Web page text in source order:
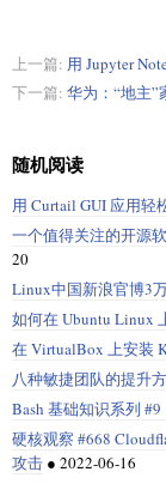
上一篇: 用 Jupyter
下一篇: 华为：“地主”
随机阅读
用 Curtail GUI 应用轻
一个值得关注的开源
20
Linux中国新浪官博3
如何在 Ubuntu Linux
在 VirtualBox 上安装
八种敏捷团队的提升
Bash 基础知识系列
硬核观察 #668
攻击 ● 2022-06-16